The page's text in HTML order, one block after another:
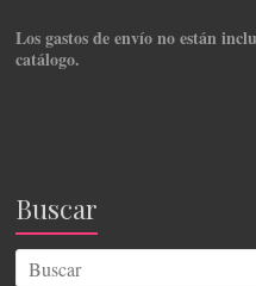
Los gastos de envío no están
catálogo.
Buscar